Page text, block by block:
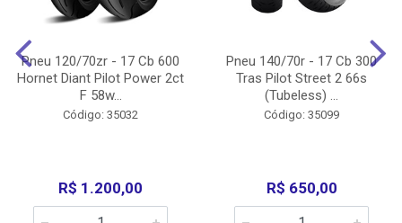
Pneu 120/70zr - 17 Cb 600
Hornet Diant Pilot Power 2ct
F 58w...
Código: 35032
R$ 1.200,00
Pneu 140/70r - 17 Cb 300
Tras Pilot Street 2 66s
(Tubeless) ...
Código: 35099
R$ 650,00